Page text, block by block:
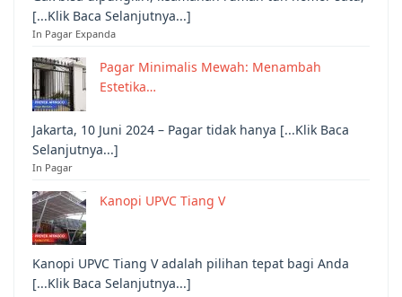
[...Klik Baca Selanjutnya...]
In Pagar Expanda
Pagar Minimalis Mewah: Menambah
Estetika…
Jakarta, 10 Juni 2024 – Pagar tidak hanya [...Klik Baca
Selanjutnya...]
In Pagar
Kanopi UPVC Tiang V
Kanopi UPVC Tiang V adalah pilihan tepat bagi Anda
[...Klik Baca Selanjutnya...]